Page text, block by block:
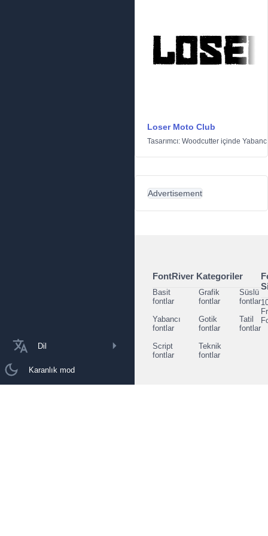
Dil
Karanlık mod
Loser Moto Club
Tasarımcı: Woodcutter içinde Yabancı
Advertisement
FontRiver Kategoriler
Basit
fontlar
Grafik
fontlar
Süslü
fontlar
Yabancı
fontlar
Gotik
fontlar
Tatil
fontlar
Script
fontlar
Teknik
fontlar